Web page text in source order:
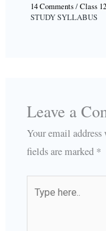
14 Comments/Class
STUDY SYLLABUS
Leave a
Your email
fields are marked *
here..